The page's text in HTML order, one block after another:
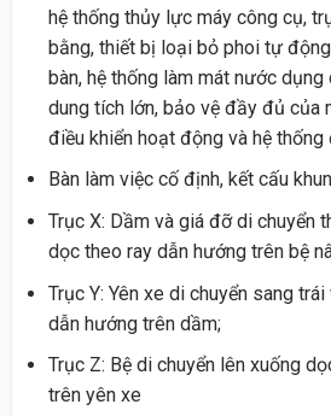
hệ thống thủy lực máy công cụ,
bằng, thiết bị loại bỏ phoi tự
bàn, hệ thống làm mát nước
dung tích lớn, bảo vệ đầy đủ của
điều khiển hoạt động và hệ thống
Bàn làm việc cố định, kết cấu
Trục X: Dầm và giá đỡ di chuyển
dọc theo ray dẫn hướng trên bệ
Trục Y: Yên xe di chuyển sang
dẫn hướng trên dầm;
Trục Z: Bệ di chuyển lên xuống
trên yên xe